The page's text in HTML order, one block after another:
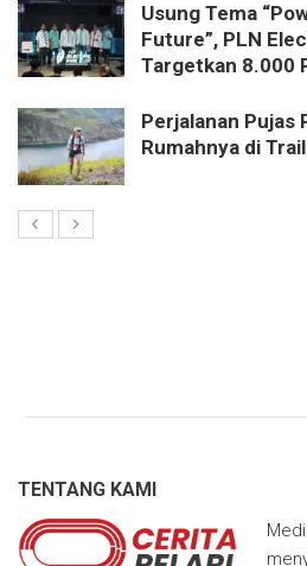
Usung Tema
Future”, PLN
Targetkan 8.000
Perjalanan Pujas
Rumahnya di
TENTANG KAMI